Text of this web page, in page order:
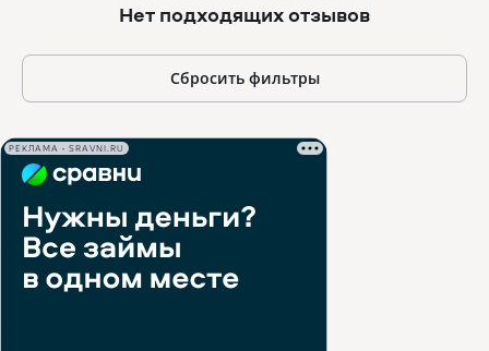
Нет подходящих отзывов
Сбросить фильтры
РЕКЛАМА • SRAVNI.RU